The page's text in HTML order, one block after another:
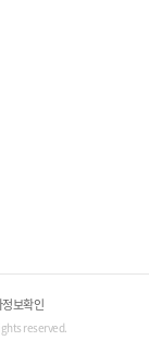
보확인
reserved.